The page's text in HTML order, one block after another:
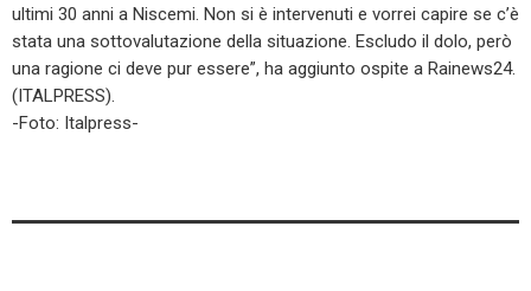
ultimi 30 anni a Niscemi. Non si è intervenuti e vorrei capire se c’è
stata una sottovalutazione della situazione. Escludo il dolo, però
una ragione ci deve pur essere”, ha aggiunto ospite a Rainews24.
(ITALPRESS).
-Foto: Italpress-